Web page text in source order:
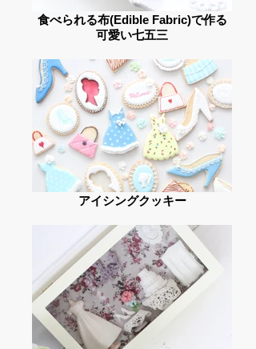
食べられる布(Edible Fabric)で作る
可愛い七五三
アイシングクッキー